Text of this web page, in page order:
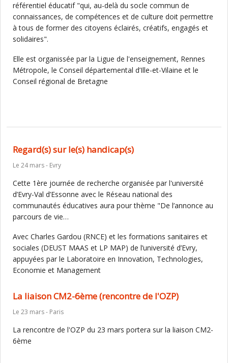
référentiel éducatif "qui, au-delà du socle commun de
connaissances, de compétences et de culture doit permettre
à tous de former des citoyens éclairés, créatifs, engagés et
solidaires".
Elle est organissée par la Ligue de l'enseignement, Rennes
Métropole, le Conseil départemental d’Ille-et-Vilaine et le
Conseil régional de Bretagne
Regard(s) sur le(s) handicap(s)
Le 24 mars - Evry
Cette 1ère journée de recherche organisée par l'université
d’Evry-Val d’Essonne avec le Réseau national des
communautés éducatives aura pour thème "De l’annonce au
parcours de vie…
Avec Charles Gardou (RNCE) et les formations sanitaires et
sociales (DEUST MAAS et LP MAP) de l’université d’Evry,
appuyées par le Laboratoire en Innovation, Technologies,
Economie et Management
La liaison CM2-6ème (rencontre de l'OZP)
Le 23 mars - Paris
La rencontre de l'OZP du 23 mars portera sur la liaison CM2-
6ème